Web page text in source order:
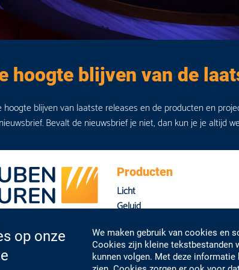
hoogte blijven van de
hoogte blijven van laatste releases en de producten en
Bevalt de nieuwsbrief je niet, dan kun je je altijd
Producten
Licht
Geluid
Overig
op onze
We maken gebruik van cookies en
Cookies zijn kleine tekstbestanden
kunnen volgen. Met deze